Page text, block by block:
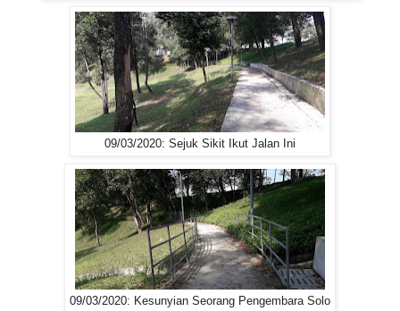
09/03/2020: Sejuk Sikit Ikut Jalan Ini
09/03/2020: Kesunyian Seorang Pengembara Solo